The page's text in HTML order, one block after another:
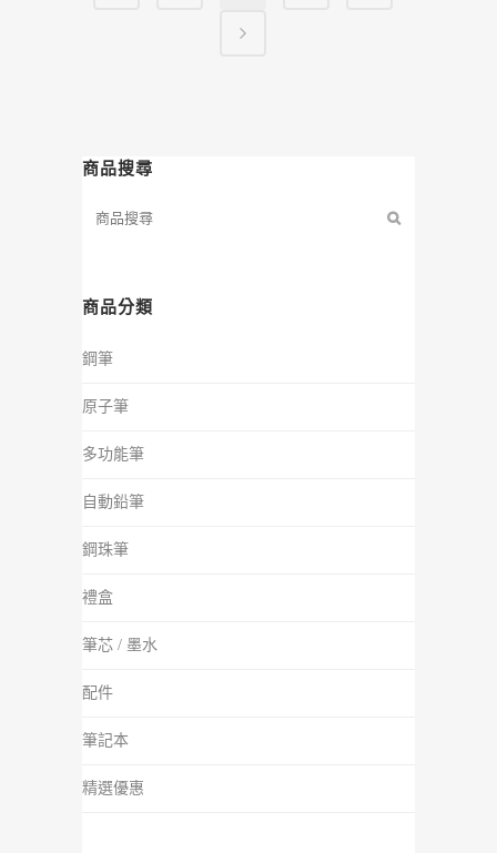
商品搜尋
商品分類
鋼筆
原子筆
多功能筆
自動鉛筆
鋼珠筆
禮盒
筆芯 / 墨水
配件
筆記本
精選優惠